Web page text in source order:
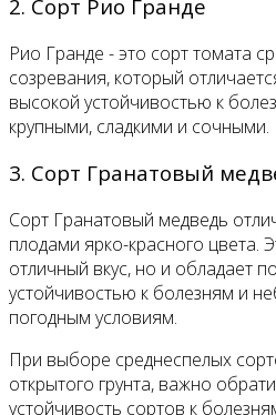
2. Сорт Рио Гранде
Рио Гранде - это сорт томата
созревания, который
высокой устойчивостью к
крупными, сладкими и сочными.
3. Сорт Гранатовый
Сорт Гранатовый медведь
плодами ярко-красного цвета.
отличный вкус, но и обладает
устойчивостью к болезням и
погодным условиям.
При выборе среднеспелых
открытого грунта, важно
устойчивость сортов к